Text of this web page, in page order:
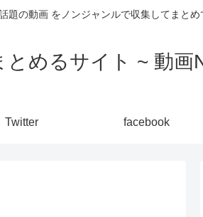
の動画 をノンジャンルで収集してまとめ
めるサイト ~ 動画
Twitter facebook